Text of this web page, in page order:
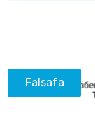
Falsafa